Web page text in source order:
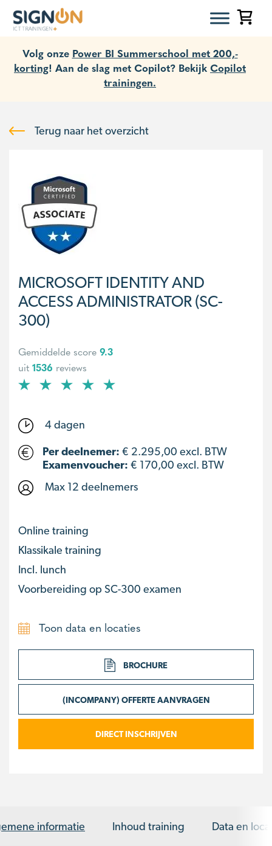
Volg onze Power BI Summerschool met 200,-
korting! Aan de slag met Copilot? Bekijk Copilot
trainingen.
Terug naar het overzicht
MICROSOFT IDENTITY AND
ACCESS ADMINISTRATOR (SC-
300)
Gemiddelde score 9.3
uit 1536 reviews
4 dagen
Per deelnemer: € 2.295,00 excl. BTW
Examenvoucher: € 170,00 excl. BTW
Max 12 deelnemers
Online training
Klassikale training
Incl. lunch
Voorbereiding op SC-300 examen
Toon data en locaties
BROCHURE
(INCOMPANY) OFFERTE AANVRAGEN
DIRECT INSCHRIJVEN
informatie Inhoud training Data en